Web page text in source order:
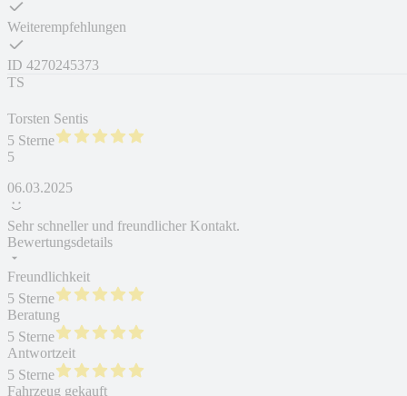
Weiterempfehlungen
ID 4270245373
TS
Torsten Sentis
5 Sterne
5
06.03.2025
Sehr schneller und freundlicher Kontakt.
Bewertungsdetails
Freundlichkeit
5 Sterne
Beratung
5 Sterne
Antwortzeit
5 Sterne
Fahrzeug gekauft